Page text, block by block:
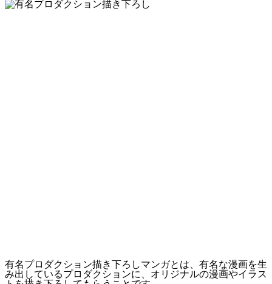
有名プロダクション描き下ろしマンガとは、有名な漫画を生
み出しているプロダクションに、オリジナルの漫画やイラス